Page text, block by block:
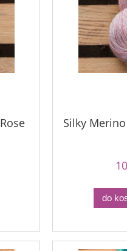
Silky
do